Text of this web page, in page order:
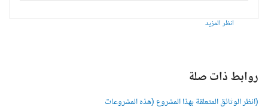
انظر المزيد
روابط ذات صلة
(انظر الوثائق المتعلقة بهذا المشروع (هذه المشروعات